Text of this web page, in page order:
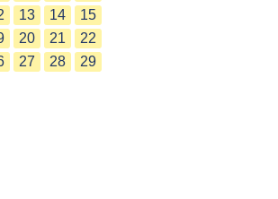
13 14
15
20 21
22
27 28
29